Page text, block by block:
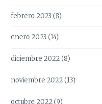
febrero 2023 (8)
enero 2023 (14)
diciembre 2022(8)
noviembre 2022(13)
octubre 2022(9)